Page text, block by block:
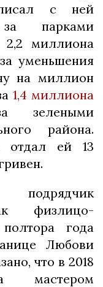
с ней
парками
2,2 миллиона
уменьшения
на миллион
1,4 миллиона
зелеными
района.
отдал ей 13
физлицо-
года
Любови
что в 2018
мастером